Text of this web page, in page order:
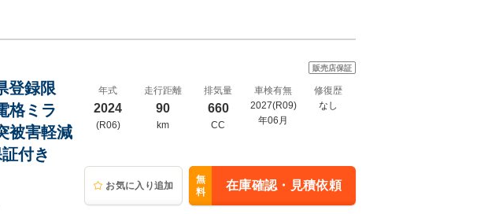
登録限
ミラ
害軽減
証付き
販売店保証
年式
2024
(R06)
走行距離
90
km
排気量
660
CC
車検有無
2027(R09)
年06月
修復歴
なし
お気に入り追加
無
料
在庫確認・見積依頼